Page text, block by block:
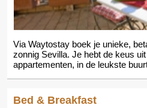
Via Waytostay boek je unieke,
zonnig Sevilla. Je hebt de keus
appartementen, in de leukste
Bed & Breakfast